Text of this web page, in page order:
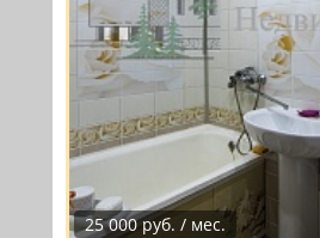
25 000 руб. / мес.